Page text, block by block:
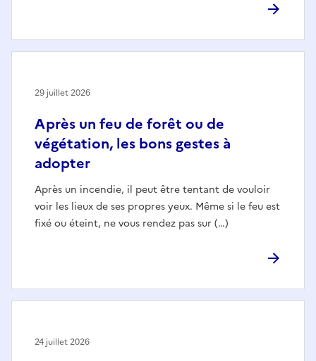
Après un feu de forêt ou de
végétation, les bons gestes à
adopter
Après un incendie, il peut être tentant de vouloir
voir les lieux de ses propres yeux. Même si le feu est
fixé ou éteint, ne vous rendez pas sur (…)
29 juillet 2026
24 juillet 2026